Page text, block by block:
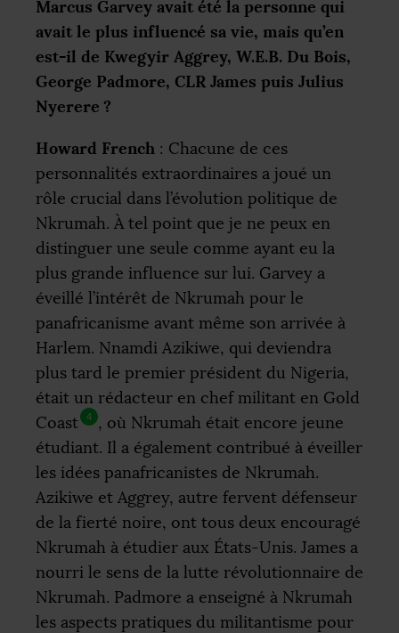
Marcus Garvey avait été la personne qui
avait le plus influencé sa vie, mais qu’en
est-il de Kwegyir Aggrey, W.E.B. Du Bois,
George Padmore, CLR James puis Julius
Nyerere ?
Howard French : Chacune de ces
personnalités extraordinaires a joué un
rôle crucial dans l’évolution politique de
Nkrumah. À tel point que je ne peux en
distinguer une seule comme ayant eu la
plus grande influence sur lui. Garvey a
éveillé l’intérêt de Nkrumah pour le
panafricanisme avant même son arrivée à
Harlem. Nnamdi Azikiwe, qui deviendra
plus tard le premier président du Nigeria,
était un rédacteur en chef militant en Gold
Coast
4
, où Nkrumah était encore jeune
étudiant. Il a également contribué à éveiller
les idées panafricanistes de Nkrumah.
Azikiwe et Aggrey, autre fervent défenseur
de la fierté noire, ont tous deux encouragé
Nkrumah à étudier aux États-Unis. James a
nourri le sens de la lutte révolutionnaire de
Nkrumah. Padmore a enseigné à Nkrumah
les aspects pratiques du militantisme pour